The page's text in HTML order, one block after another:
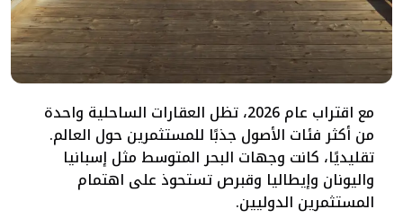
مع اقتراب عام 2026، تظل العقارات الساحلية واحدة
من أكثر فئات الأصول جذبًا للمستثمرين حول العالم.
تقليديًا، كانت وجهات البحر المتوسط مثل إسبانيا
واليونان وإيطاليا وقبرص تستحوذ على اهتمام
المستثمرين الدوليين.